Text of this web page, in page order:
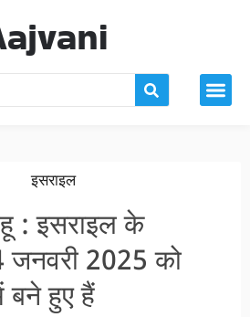
: इसराइल के
जनवरी 2025 को
बने हुए हैं